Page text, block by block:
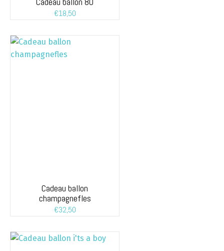
€18,50
Cadeau ballon
champagnefles
€32,50